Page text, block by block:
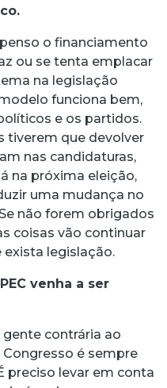
o financiamento
ou se tenta emplacar
na legislação
funciona bem,
e os partidos.
tiverem que devolver
nas candidaturas,
na próxima eleição,
uma mudança no
não forem obrigados
coisas vão continuar
exista legislação.
venha a ser
contrária ao
é sempre
preciso levar em conta